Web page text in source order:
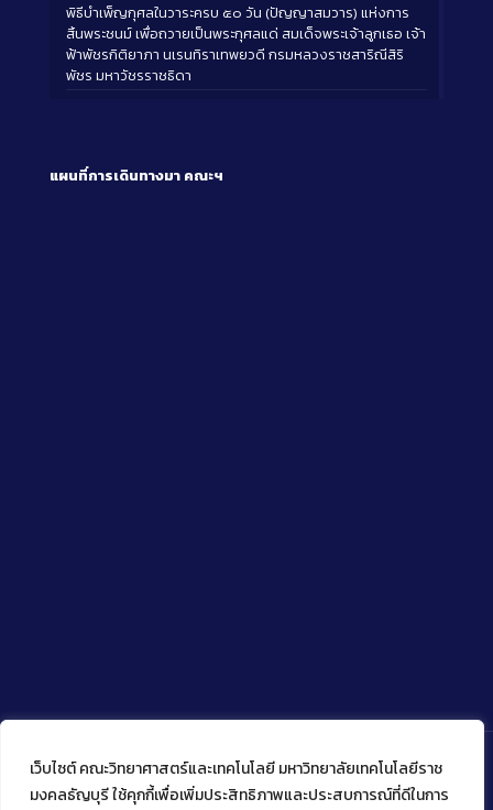
เว็บไซต์ คณะวิทยาศาสตร์และเทคโนโลยี มหาวิทยาลัยเทคโนโลยีราช
มงคลธัญบุรี ใช้คุกกี้เพื่อเพิ่มประสิทธิภาพและประสบการณ์ที่ดีในการ
พิธีบำเพ็ญกุศลในวาระครบ ๕๐ วัน (ปัญญาสมวาร) แห่งการ
สิ้นพระชนม์ เพื่อถวายเป็นพระกุศลแด่ สมเด็จพระเจ้าลูกเธอ เจ้า
ฟ้าพัชรกิติยาภา นเรนทิราเทพยวดี กรมหลวงราชสาริณีสิริ
พัชร มหาวัชรราชธิดา
แผนที่การเดินทางมา คณะฯ